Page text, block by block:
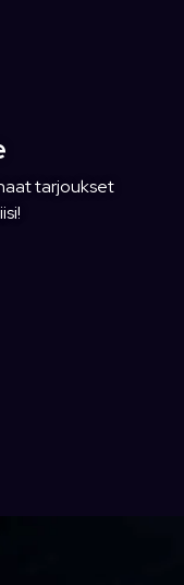
tarjoukset